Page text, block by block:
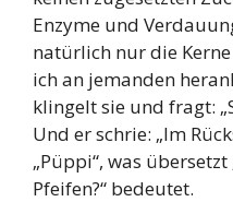
Enzyme und
natürlich nur die
ich an jemanden
klingelt sie und fragt:
Und er schrie: „Im
„Püppi“, was
Pfeifen?“ bedeutet.